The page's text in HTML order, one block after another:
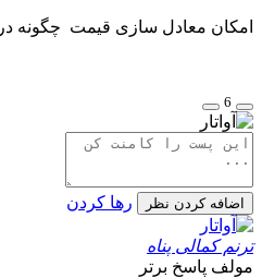
امکان معادل سازی قیمت چگونه در Odoo انجام می شود؟
6
اضافه کردن نظر رها کردن
ترنم کمالی پناه
مولف پاسخ برتر